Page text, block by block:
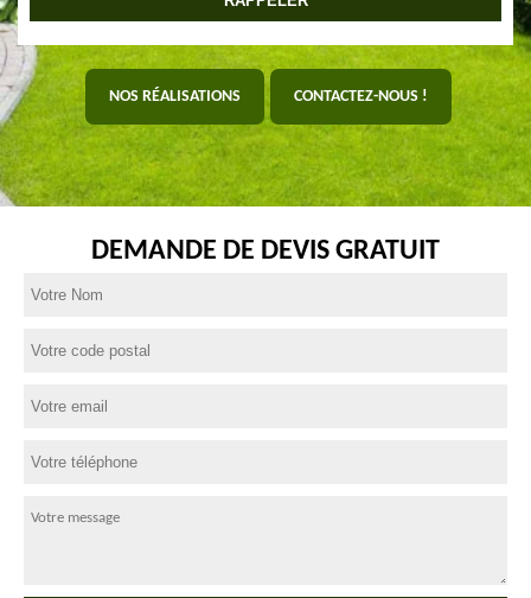
NOS RÉALISATIONS CONTACTEZ-NOUS !
DEMANDE DE DEVIS GRATUIT